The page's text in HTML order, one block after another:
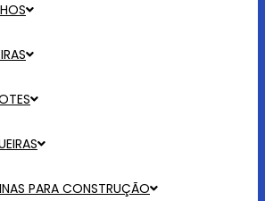
PARA CONSTRUÇÃO